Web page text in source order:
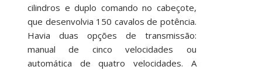
cilindros e duplo comando no cabeçote,
que desenvolvia 150 cavalos de potência.
Havia duas opções de transmissão:
manual de cinco velocidades ou
automática de quatro velocidades. A